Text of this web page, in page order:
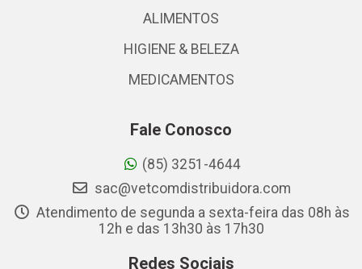
ALIMENTOS
HIGIENE & BELEZA
MEDICAMENTOS
Fale Conosco
(85) 3251-4644
sac@vetcomdistribuidora.com
Atendimento de segunda a sexta-feira das 08h às
12h e das 13h30 às 17h30
Redes Sociais